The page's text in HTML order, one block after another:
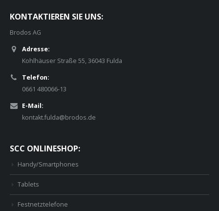
KONTAKTIEREN SIE UNS:
Brodos AG
Adresse:
Kohlhäuser Straße 55, 36043 Fulda
Telefon:
0661 480066-13
E-Mail:
kontakt.fulda@brodos.de
SCC ONLINESHOP:
Handy/Smartphones
Tablets
Festnetztelefone